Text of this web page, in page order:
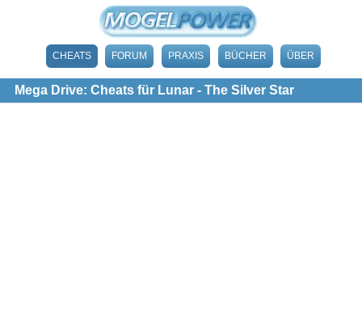
CHEATS FORUM PRAXIS BÜCHER ÜBER
Mega Drive: Cheats für Lunar - The Silver Star